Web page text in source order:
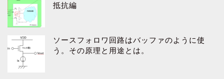
抵抗編
ソースフォロワ回路はバッファのように使
う。その原理と用途とは。